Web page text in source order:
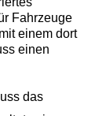
Fahrzeuge
einem dort
einen
das